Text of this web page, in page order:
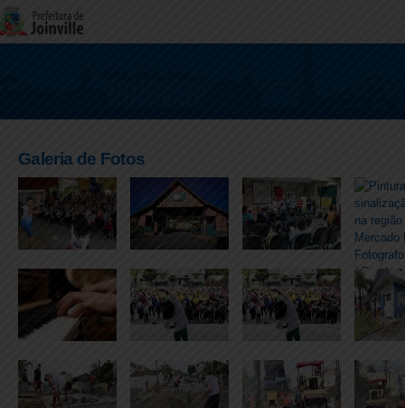
Galeria de Fotos